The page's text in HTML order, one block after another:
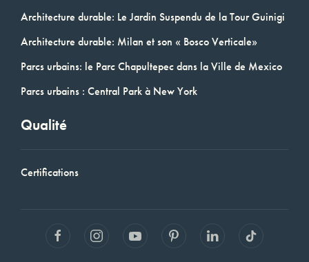
Architecture durable: Le Jardin Suspendu de la Tour Guinigi
Architecture durable: Milan et son « Bosco Verticale»
Parcs urbains: le Parc Chapultepec dans la Ville de Mexico
Parcs urbains : Central Park à New York
Qualité
Certifications